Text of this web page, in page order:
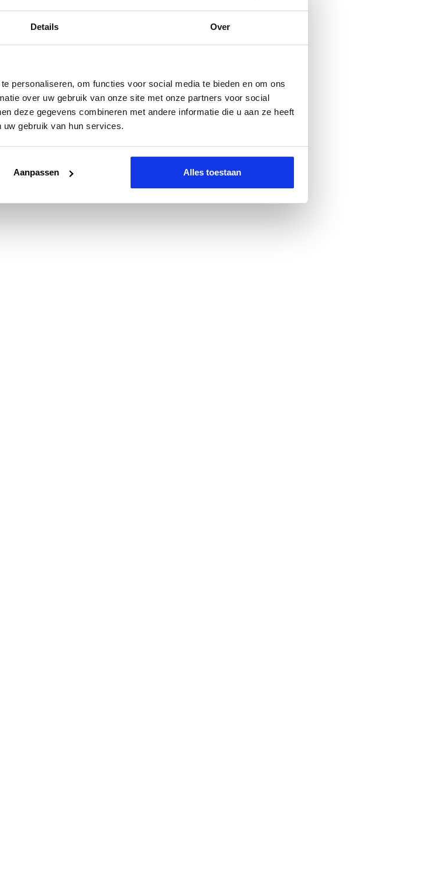
Details Over
personaliseren, om functies voor social media te bieden en om ons
over uw gebruik van onze site met onze partners voor social
deze gegevens combineren met andere informatie die u aan ze heeft
gebruik van hun services.
Aanpassen Alles toestaan